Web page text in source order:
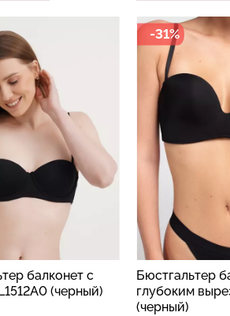
балконет с
(черный)
-31%
Бюстгальтер
глубоким
(черный)
на тонких
TOP (белый)
Бесшовный топ с
коррекцией BRA
SHAPEWEAR nude
489 грн.
699 грн.